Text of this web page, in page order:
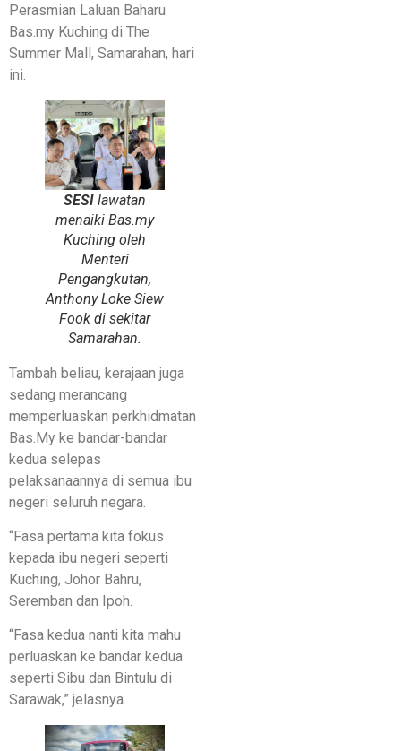
Perasmian Laluan Baharu
Bas.my Kuching di The
Summer Mall, Samarahan, hari
ini.
SESI lawatan
menaiki Bas.my
Kuching oleh
Menteri
Pengangkutan,
Anthony Loke Siew
Fook di sekitar
Samarahan.
Tambah beliau, kerajaan juga
sedang merancang
memperluaskan perkhidmatan
Bas.My ke bandar-bandar
kedua selepas
pelaksanaannya di semua ibu
negeri seluruh negara.
“Fasa pertama kita fokus
kepada ibu negeri seperti
Kuching, Johor Bahru,
Seremban dan Ipoh.
“Fasa kedua nanti kita mahu
perluaskan ke bandar kedua
seperti Sibu dan Bintulu di
Sarawak,” jelasnya.